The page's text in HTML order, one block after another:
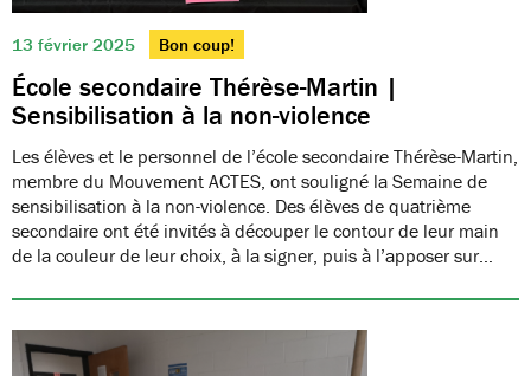
13 février 2025 Bon coup!
École secondaire Thérèse-Martin |
Sensibilisation à la non-violence
Les élèves et le personnel de l’école secondaire Thérèse-Martin,
membre du Mouvement ACTES, ont souligné la Semaine de
sensibilisation à la non-violence. Des élèves de quatrième
secondaire ont été invités à découper le contour de leur main
de la couleur de leur choix, à la signer, puis à l’apposer sur…